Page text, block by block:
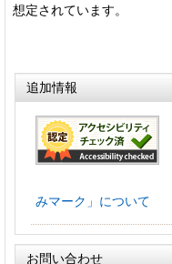
想定されています。
追加情報
みマーク」について
お問い合わせ